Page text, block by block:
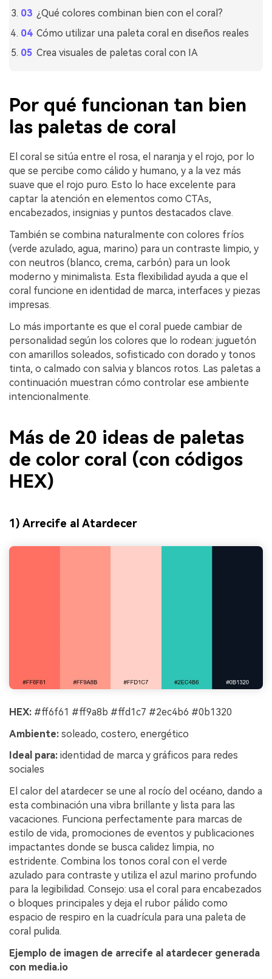
¿Qué colores combinan bien con el coral?
Cómo utilizar una paleta coral en diseños reales
Crea visuales de paletas coral con IA
Por qué funcionan tan bien
las paletas de coral
El coral se sitúa entre el rosa, el naranja y el rojo, por lo
que se percibe como cálido y humano, y a la vez más
suave que el rojo puro. Esto lo hace excelente para
captar la atención en elementos como CTAs,
encabezados, insignias y puntos destacados clave.
También se combina naturalmente con colores fríos
(verde azulado, agua, marino) para un contraste limpio, y
con neutros (blanco, crema, carbón) para un look
moderno y minimalista. Esta flexibilidad ayuda a que el
coral funcione en identidad de marca, interfaces y piezas
impresas.
Lo más importante es que el coral puede cambiar de
personalidad según los colores que lo rodean: juguetón
con amarillos soleados, sofisticado con dorado y tonos
tinta, o calmado con salvia y blancos rotos. Las paletas a
continuación muestran cómo controlar ese ambiente
intencionalmente.
Más de 20 ideas de paletas
de color coral (con códigos
HEX)
1) Arrecife al Atardecer
HEX: #ff6f61 #ff9a8b #ffd1c7 #2ec4b6 #0b1320
Ambiente: soleado, costero, energético
Ideal para: identidad de marca y gráficos para redes
sociales
El calor del atardecer se une al rocío del océano, dando a
esta combinación una vibra brillante y lista para las
vacaciones. Funciona perfectamente para marcas de
estilo de vida, promociones de eventos y publicaciones
impactantes donde se busca calidez limpia, no
estridente. Combina los tonos coral con el verde
azulado para contraste y utiliza el azul marino profundo
para la legibilidad. Consejo: usa el coral para encabezados
o bloques principales y deja el rubor pálido como
espacio de respiro en la cuadrícula para una paleta de
coral pulida.
Ejemplo de imagen de arrecife al atardecer generada
con media.io